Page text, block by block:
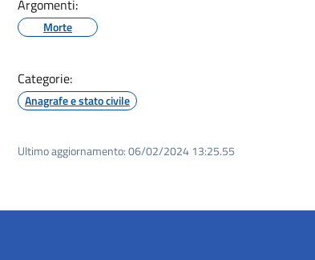
Argomenti:
Morte
Categorie:
Anagrafe e stato civile
Ultimo aggiornamento:06/02/2024 13:25.55